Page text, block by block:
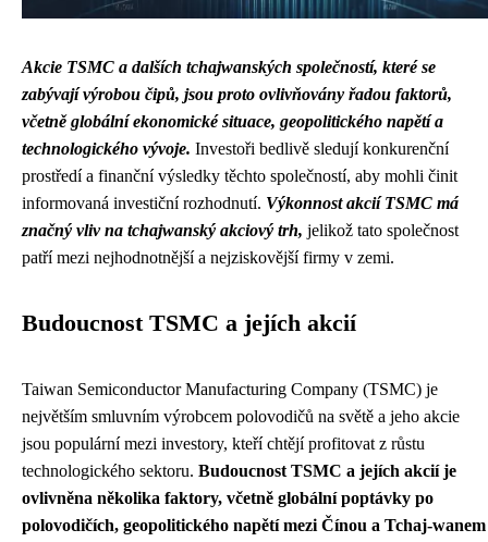
Akcie TSMC a dalších tchajwanských společností, které se
zabývají výrobou čipů, jsou proto ovlivňovány řadou faktorů,
včetně globální ekonomické situace, geopolitického napětí a
technologického vývoje. Investoři bedlivě sledují konkurenční
prostředí a finanční výsledky těchto společností, aby mohli činit
informovaná investiční rozhodnutí. Výkonnost akcií TSMC má
značný vliv na tchajwanský akciový trh, jelikož tato společnost
patří mezi nejhodnotnější a nejziskovější firmy v zemi.
Budoucnost TSMC a jejích akcií
Taiwan Semiconductor Manufacturing Company (TSMC) je
největším smluvním výrobcem polovodičů na světě a jeho akcie
jsou populární mezi investory, kteří chtějí profitovat z růstu
technologického sektoru. Budoucnost TSMC a jejích akcií je
ovlivněna několika faktory, včetně globální poptávky po
polovodičích, geopolitického napětí mezi Čínou a Tchaj-wanem